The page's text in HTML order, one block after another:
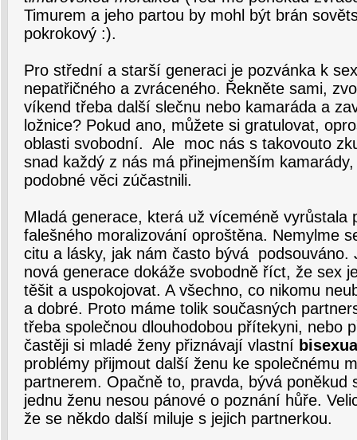
Timurem a jeho partou by mohl být brán
pokrokový :).
Pro střední a starší generaci je pozvánka k
nepatřičného a zvráceného. Řekněte sami,
víkend třeba další slečnu nebo kamaráda a
ložnice? Pokud ano, můžete si gratulovat,
oblasti svobodní. Ale moc nás s takovouto
snad každý z nás má přinejmenším
podobné věci zúčastnili.
Mladá generace, která už víceméně vyrůstala
falešného moralizování oproštěna. Nemylme
citu a lásky, jak nám často bývá podsouváno.
nová generace dokáže svobodně říct, že sex
těšit a uspokojovat. A všechno, co nikomu
a dobré. Proto máme tolik současných
třeba společnou dlouhodobou přítekyni, nebo
častěji si mladé ženy přiznávají vlastní
problémy přijmout další ženu ke společnému
partnerem. Opačně to, pravda, bývá poněkud
jednu ženu nesou pánové o poznání hůře.
že se někdo další miluje s jejich partnerkou.